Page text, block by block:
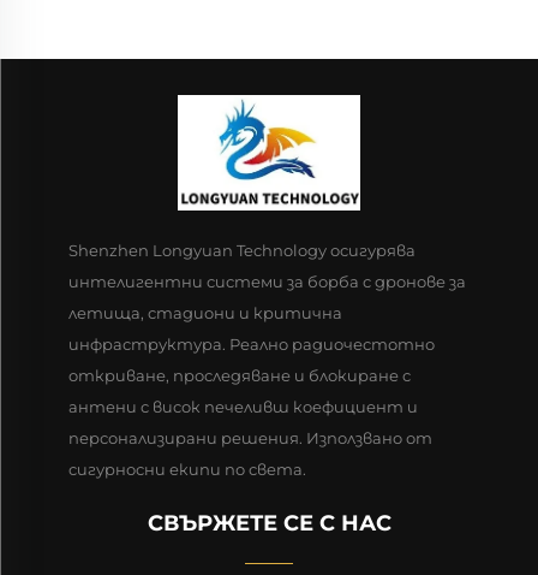
Shenzhen Longyuan Technology осигурява
интелигентни системи за борба с дронове за
летища, стадиони и критична
инфраструктура. Реално радиочестотно
откриване, проследяване и блокиране с
антени с висок печеливш коефициент и
персонализирани решения. Използвано от
сигурносни екипи по света.
СВЪРЖЕТЕ СЕ С НАС